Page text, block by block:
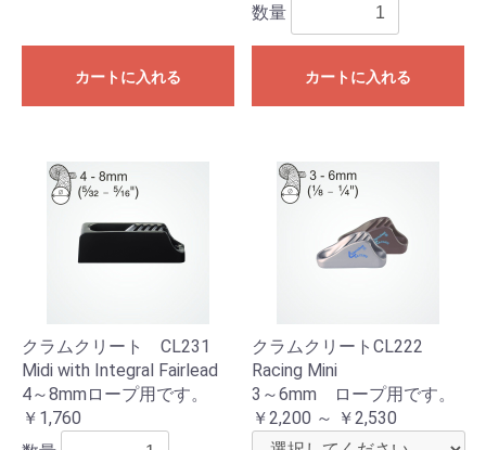
カートに入れる
数量
カートに入れる
クラムクリート CL231
Midi with Integral Fairlead
4～8mmロープ用です。
￥1,760
クラムクリートCL222
Racing Mini
3～6mm ロープ用です。
￥2,200 ～ ￥2,530